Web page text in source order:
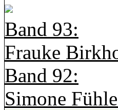
Band 93:
Frauke
Band 92:
Simone